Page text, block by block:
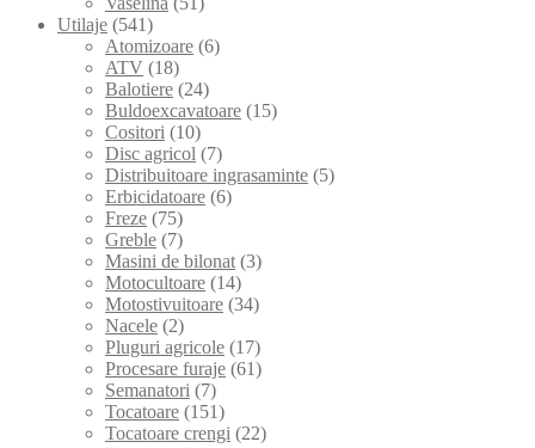
Utilaje (541)
Atomizoare (6)
ATV (18)
Balotiere (24)
Buldoexcavatoare (15)
Cositori (10)
Disc agricol (7)
Distribuitoare ingrasaminte (5)
Erbicidatoare (6)
Freze (75)
Greble (7)
Masini de bilonat (3)
Motocultoare (14)
Motostivuitoare (34)
Nacele (2)
Pluguri agricole (17)
Procesare furaje (61)
Semanatori (7)
Tocatoare (151)
Tocatoare crengi (22)